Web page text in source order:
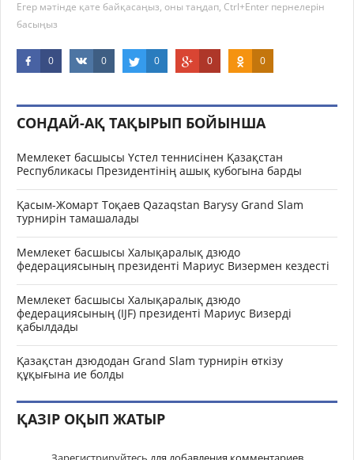
Егер мәтінде қате байқасаңыз, оны таңдап, Ctrl+Enter пернелерін
басыңыз
0 0 0 0 0
СОНДАЙ-АҚ ТАҚЫРЫП БОЙЫНША
Мемлекет басшысы Үстел теннисінен Қазақстан
Республикасы Президентінің ашық кубогына барды
Қасым-Жомарт Тоқаев Qazaqstan Barysy Grand Slam
турнирін тамашалады
Мемлекет басшысы Халықаралық дзюдо
федерациясының президенті Мариус Визермен кездесті
Мемлекет басшысы Халықаралық дзюдо
федерациясының (IJF) президенті Мариус Визерді
қабылдады
Қазақстан дзюдодан Grand Slam турнирін өткізу
құқығына ие болды
ҚАЗІР ОҚЫП ЖАТЫР